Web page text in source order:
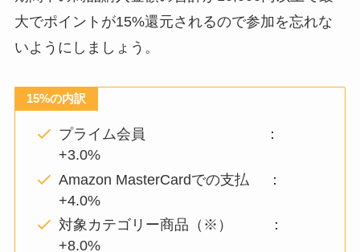
大でポイントが15%還元されるので参加を忘れな
いようにしましょう。
15%の内訳
プライム会員 ：
+3.0%
Amazon MasterCardでの支払 ：
+4.0%
対象カテゴリー商品（※） ：
+8.0%